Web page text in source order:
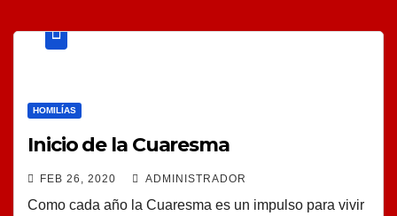
HOMILÍAS
Inicio de la Cuaresma
FEB 26, 2020 ADMINISTRADOR
Como cada año la Cuaresma es un impulso para vivir